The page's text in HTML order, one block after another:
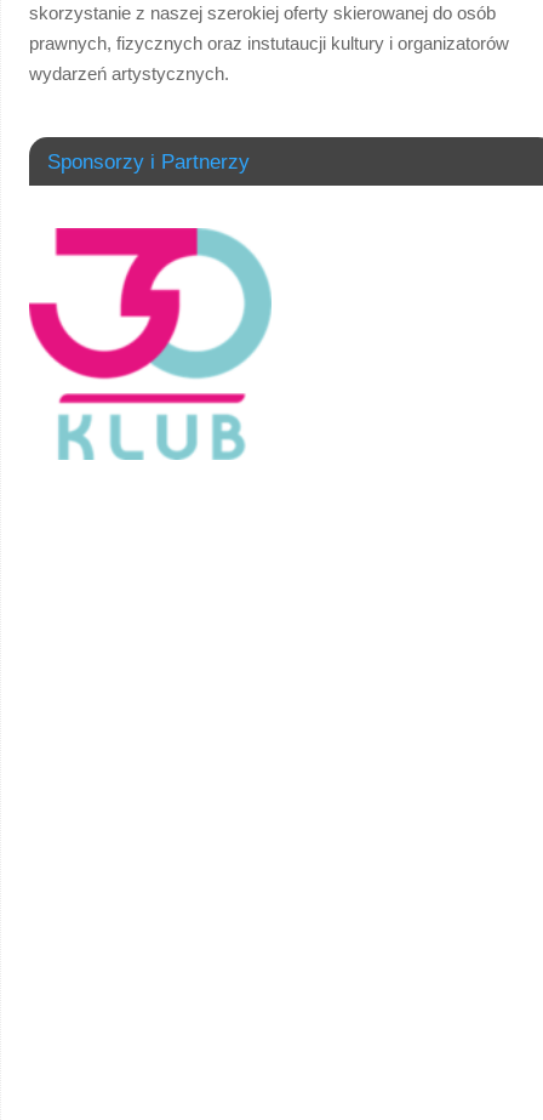
skorzystanie z naszej szerokiej oferty skierowanej do osób
prawnych, fizycznych oraz instutaucji kultury i organizatorów
wydarzeń artystycznych.
Sponsorzy i Partnerzy